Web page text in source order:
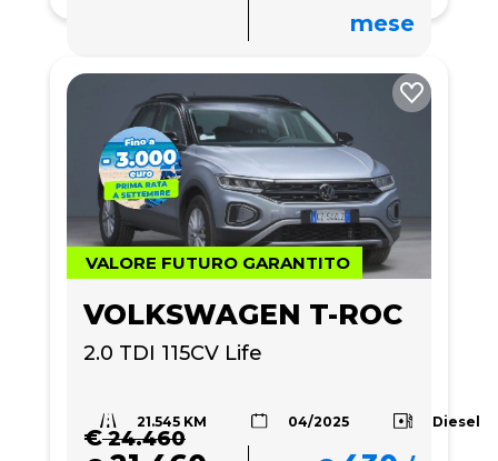
mese
VALORE FUTURO GARANTITO
VOLKSWAGEN T-ROC
2.0 TDI 115CV Life
21.545 KM 04/2025 Diesel
€24.460